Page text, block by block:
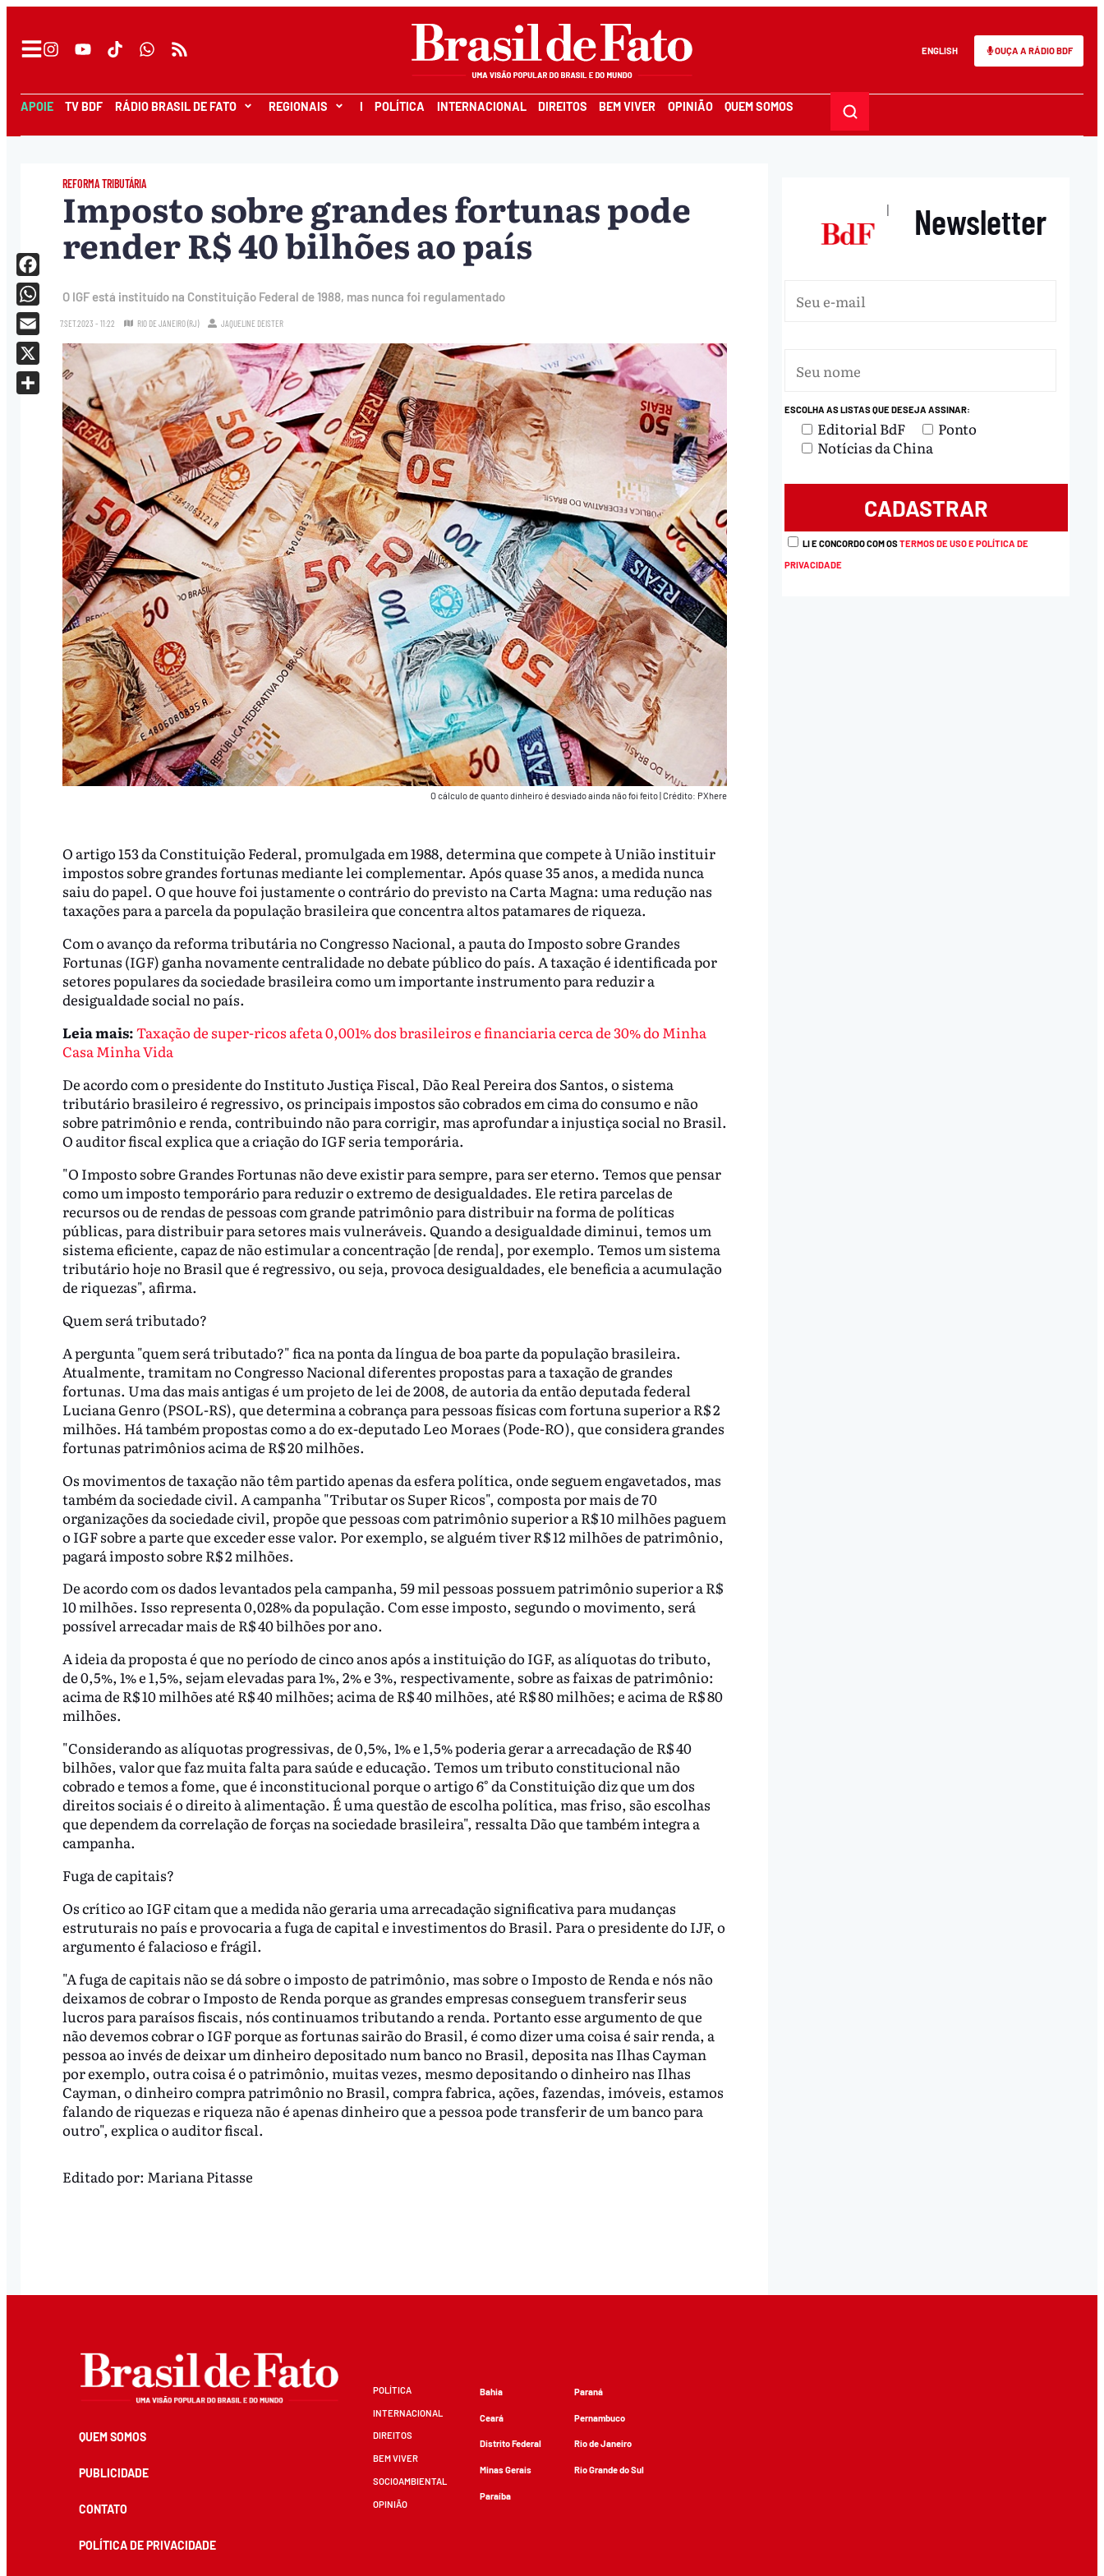
ENGLISH OUÇA A RÁDIO BDF
APOIE TV BDF RÁDIO BRASIL DE FATO REGIONAIS I POLÍTICA INTERNACIONAL DIREITOS BEM VIVER OPINIÃO QUEM SOMOS
REFORMA TRIBUTÁRIA
Imposto sobre grandes fortunas pode
render R$ 40 bilhões ao país
O IGF está instituído na Constituição Federal de 1988, mas nunca foi regulamentado
7.SET.2023 - 11:22 RIO DE JANEIRO (RJ) JAQUELINE DEISTER
O cálculo de quanto dinheiro é desviado ainda não foi feito|Crédito: PXhere
O artigo 153 da Constituição Federal, promulgada em 1988, determina que compete à União instituir
impostos sobre grandes fortunas mediante lei complementar. Após quase 35 anos, a medida nunca
saiu do papel. O que houve foi justamente o contrário do previsto na Carta Magna: uma redução nas
taxações para a parcela da população brasileira que concentra altos patamares de riqueza.
Com o avanço da reforma tributária no Congresso Nacional, a pauta do Imposto sobre Grandes
Fortunas (IGF) ganha novamente centralidade no debate público do país. A taxação é identificada por
setores populares da sociedade brasileira como um importante instrumento para reduzir a
desigualdade social no país.
Leia mais:Taxação de super-ricos afeta 0,001% dos brasileiros e financiaria cerca de 30% do Minha
Casa Minha Vida
De acordo com o presidente do Instituto Justiça Fiscal, Dão Real Pereira dos Santos, o sistema
tributário brasileiro é regressivo, os principais impostos são cobrados em cima do consumo e não
sobre patrimônio e renda, contribuindo não para corrigir, mas aprofundar a injustiça social no Brasil.
O auditor fiscal explica que a criação do IGF seria temporária.
"O Imposto sobre Grandes Fortunas não deve existir para sempre, para ser eterno. Temos que pensar
como um imposto temporário para reduzir o extremo de desigualdades. Ele retira parcelas de
recursos ou de rendas de pessoas com grande patrimônio para distribuir na forma de políticas
públicas, para distribuir para setores mais vulneráveis. Quando a desigualdade diminui, temos um
sistema eficiente, capaz de não estimular a concentração [de renda], por exemplo. Temos um sistema
tributário hoje no Brasil que é regressivo, ou seja, provoca desigualdades, ele beneficia a acumulação
de riquezas", afirma.
Quem será tributado?
A pergunta "quem será tributado?" fica na ponta da língua de boa parte da população brasileira.
Atualmente, tramitam no Congresso Nacional diferentes propostas para a taxação de grandes
fortunas. Uma das mais antigas é um projeto de lei de 2008, de autoria da então deputada federal
Luciana Genro (PSOL-RS), que determina a cobrança para pessoas físicas com fortuna superior a R$ 2
milhões. Há também propostas como a do ex-deputado Leo Moraes (Pode-RO), que considera grandes
fortunas patrimônios acima de R$ 20 milhões.
Os movimentos de taxação não têm partido apenas da esfera política, onde seguem engavetados, mas
também da sociedade civil. A campanha "Tributar os Super Ricos", composta por mais de 70
organizações da sociedade civil, propõe que pessoas com patrimônio superior a R$ 10 milhões paguem
o IGF sobre a parte que exceder esse valor. Por exemplo, se alguém tiver R$ 12 milhões de patrimônio,
pagará imposto sobre R$ 2 milhões.
De acordo com os dados levantados pela campanha, 59 mil pessoas possuem patrimônio superior a R$
10 milhões. Isso representa 0,028% da população. Com esse imposto, segundo o movimento, será
possível arrecadar mais de R$ 40 bilhões por ano.
A ideia da proposta é que no período de cinco anos após a instituição do IGF, as alíquotas do tributo,
de 0,5%, 1% e 1,5%, sejam elevadas para 1%, 2% e 3%, respectivamente, sobre as faixas de patrimônio:
acima de R$ 10 milhões até R$ 40 milhões; acima de R$ 40 milhões, até R$ 80 milhões; e acima de R$ 80
milhões.
"Considerando as alíquotas progressivas, de 0,5%, 1% e 1,5% poderia gerar a arrecadação de R$ 40
bilhões, valor que faz muita falta para saúde e educação. Temos um tributo constitucional não
cobrado e temos a fome, que é inconstitucional porque o artigo 6° da Constituição diz que um dos
direitos sociais é o direito à alimentação. É uma questão de escolha política, mas friso, são escolhas
que dependem da correlação de forças na sociedade brasileira", ressalta Dão que também integra a
campanha.
Fuga de capitais?
Os crítico ao IGF citam que a medida não geraria uma arrecadação significativa para mudanças
estruturais no país e provocaria a fuga de capital e investimentos do Brasil. Para o presidente do IJF, o
argumento é falacioso e frágil.
"A fuga de capitais não se dá sobre o imposto de patrimônio, mas sobre o Imposto de Renda e nós não
deixamos de cobrar o Imposto de Renda porque as grandes empresas conseguem transferir seus
lucros para paraísos fiscais, nós continuamos tributando a renda. Portanto esse argumento de que
não devemos cobrar o IGF porque as fortunas sairão do Brasil, é como dizer uma coisa é sair renda, a
pessoa ao invés de deixar um dinheiro depositado num banco no Brasil, deposita nas Ilhas Cayman
por exemplo, outra coisa é o patrimônio, muitas vezes, mesmo depositando o dinheiro nas Ilhas
Cayman, o dinheiro compra patrimônio no Brasil, compra fabrica, ações, fazendas, imóveis, estamos
falando de riquezas e riqueza não é apenas dinheiro que a pessoa pode transferir de um banco para
outro", explica o auditor fiscal.
Facebook
WhatsApp
Email
X
Editado por: Mariana Pitasse
| Newsletter
ESCOLHA AS LISTAS QUE DESEJA ASSINAR:
Editorial BdF
Ponto
Notícias da China
LI E CONCORDO COM OSTERMOS DE USO E POLÍTICA DE
PRIVACIDADE
QUEM SOMOS
PUBLICIDADE
CONTATO
POLÍTICA DE PRIVACIDADE
POLÍTICA
INTERNACIONAL
DIREITOS
BEM VIVER
SOCIOAMBIENTAL
OPINIÃO
Bahia
Ceará
Distrito Federal
Minas Gerais
Paraíba
Paraná
Pernambuco
Rio de Janeiro
Rio Grande do Sul